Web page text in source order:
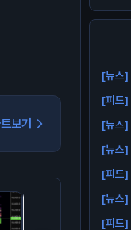
보기
[뉴스]
[피드]
[뉴스]
[뉴스]
[피드]
[뉴스]
[피드]